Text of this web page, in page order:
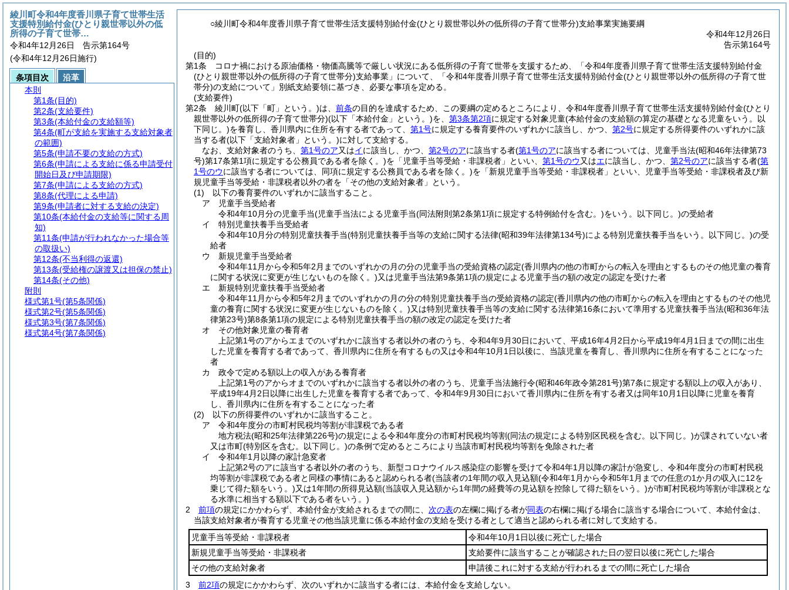
○綾川町令和4年度香川県子育て世帯生活支援特別給付金(ひとり親世帯以外の低所得の子育て世帯分)支給事業実施要綱
令和4年12月26日
告示第164号
(目的)
第1条
コロナ禍における原油価格・物価高騰等で厳しい状況にある低所得の子育て世帯を支援するため、「令和4年度香川県子育て世帯生活支援特別給付金
(ひとり親世帯以外の低所得の子育て世帯分)支給事業」について、「令和4年度香川県子育て世帯生活支援特別給付金(ひとり親世帯以外の低所得の子育て世
帯分)の支給について」別紙支給要領に基づき、必要な事項を定める。
(支給要件)
第2条
綾川町(以下「町」という。)は、 前条の目的を達成するため、この要綱の定めるところにより、令和4年度香川県子育て世帯生活支援特別給付金(ひとり
親世帯以外の低所得の子育て世帯分)(以下「本給付金」という。)を、 第3条第2項に規定する対象児童(本給付金の支給額の算定の基礎となる児童をいう。以
下同じ。)を養育し、香川県内に住所を有する者であって、 第1号に規定する養育要件のいずれかに該当し、かつ、 第2号に規定する所得要件のいずれかに該
当する者(以下「支給対象者」という。)に対して支給する。
なお、支給対象者のうち、 第1号のア又はイに該当し、かつ、 第2号のアに該当する者(第1号のアに該当する者については、児童手当法(昭和46年法律第73
号)第17条第1項に規定する公務員である者を除く。)を「児童手当等受給・非課税者」といい、 第1号のウ 又はエに該当し、かつ、 第2号のアに該当する者(第
1号のウに該当する者については、同項に規定する公務員である者を除く。)を「新規児童手当等受給・非課税者」といい、児童手当等受給・非課税者及び新
規児童手当等受給・非課税者以外の者を「その他の支給対象者」という。
(1)
以下の養育要件のいずれかに該当すること。
ア
児童手当受給者
令和4年10月分の児童手当(児童手当法による児童手当(同法附則第2条第1項に規定する特例給付を含む。)をいう。以下同じ。)の受給者
イ
特別児童扶養手当受給者
令和4年10月分の特別児童扶養手当(特別児童扶養手当等の支給に関する法律(昭和39年法律第134号)による特別児童扶養手当をいう。以下同じ。)の受
給者
ウ
新規児童手当受給者
令和4年11月から令和5年2月までのいずれかの月の分の児童手当の受給資格の認定(香川県内の他の市町からの転入を理由とするものその他児童の養育
に関する状況に変更が生じないものを除く。)又は児童手当法第9条第1項の規定による児童手当の額の改定の認定を受けた者
エ
新規特別児童扶養手当受給者
令和4年11月から令和5年2月までのいずれかの月の分の特別児童扶養手当の受給資格の認定(香川県内の他の市町からの転入を理由とするものその他児
童の養育に関する状況に変更が生じないものを除く。)又は特別児童扶養手当等の支給に関する法律第16条において準用する児童扶養手当法(昭和36年法
律第23号)第8条第1項の規定による特別児童扶養手当の額の改定の認定を受けた者
オ
その他対象児童の養育者
上記第1号のアからエまでのいずれかに該当する者以外の者のうち、令和4年9月30日において、平成16年4月2日から平成19年4月1日までの間に出生
した児童を養育する者であって、香川県内に住所を有するもの又は令和4年10月1日以後に、当該児童を養育し、香川県内に住所を有することになった
者
カ
政令で定める額以上の収入がある養育者
上記第1号のアからオまでのいずれかに該当する者以外の者のうち、児童手当法施行令(昭和46年政令第281号)第7条に規定する額以上の収入があり、
平成19年4月2日以降に出生した児童を養育する者であって、令和4年9月30日において香川県内に住所を有する者又は同年10月1日以降に児童を養育
し、香川県内に住所を有することになった者
(2)
以下の所得要件のいずれかに該当すること。
ア
令和4年度分の市町村民税均等割が非課税である者
地方税法(昭和25年法律第226号)の規定による令和4年度分の市町村民税均等割(同法の規定による特別区民税を含む。以下同じ。)が課されていない者
又は市町(特別区を含む。以下同じ。)の条例で定めるところにより当該市町村民税均等割を免除された者
イ
令和4年1月以降の家計急変者
上記第2号のアに該当する者以外の者のうち、新型コロナウイルス感染症の影響を受けて令和4年1月以降の家計が急変し、令和4年度分の市町村民税
均等割が非課税である者と同様の事情にあると認められる者(当該者の1年間の収入見込額(令和4年1月から令和5年1月までの任意の1か月の収入に12を
乗じて得た額をいう。)又は1年間の所得見込額(当該収入見込額から1年間の経費等の見込額を控除して得た額をいう。)が市町村民税均等割が非課税とな
る水準に相当する額以下である者をいう。)
2
前項の規定にかかわらず、本給付金が支給されるまでの間に、 次の表の左欄に掲げる者が同表の右欄に掲げる場合に該当する場合について、本給付金は、
当該支給対象者が養育する児童その他当該児童に係る本給付金の支給を受ける者として適当と認められる者に対して支給する。
児童手当等受給・非課税者
令和4年10月1日以後に死亡した場合
新規児童手当等受給・非課税者
支給要件に該当することが確認された日の翌日以後に死亡した場合
その他の支給対象者
申請後これに対する支給が行われるまでの間に死亡した場合
3
前2項の規定にかかわらず、次のいずれかに該当する者には、本給付金を支給しない。
綾川町令和4年度香川県子育て世帯生活
支援特別給付金(ひとり親世帯以外の低
所得の子育て世帯…
令和4年12月26日 告示第164号
(令和4年12月26日施行)
条項目次
沿革
本則
第1条(目的)
第2条(支給要件)
第3条(本給付金の支給額等)
第4条(町が支給を実施する支給対象者
の範囲)
第5条(申請不要の支給の方式)
第6条(申請による支給に係る申請受付
開始日及び申請期限)
第7条(申請による支給の方式)
第8条(代理による申請)
第9条(申請者に対する支給の決定)
第10条(本給付金の支給等に関する周
知)
第11条(申請が行われなかった場合等
の取扱い)
第12条(不当利得の返還)
第13条(受給権の譲渡又は担保の禁止)
第14条(その他)
附則
様式第1号(第5条関係)
様式第2号(第5条関係)
様式第3号(第7条関係)
様式第4号(第7条関係)